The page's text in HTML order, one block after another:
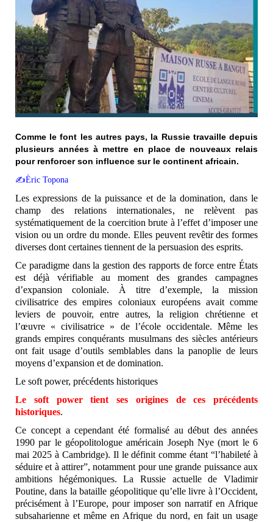
Comme le font les autres pays, la Russie travaille depuis
plusieurs années à mettre en place de nouveaux relais
pour renforcer son influence sur le continent africain.
✍️Èric Topona
Les expressions de la puissance et de la domination, dans le
champ des relations internationales, ne relèvent pas
systématiquement de la coercition brute à l’effet d’imposer une
vision ou un ordre du monde. Elles peuvent revêtir des formes
diverses dont certaines tiennent de la persuasion des esprits.
Ce paradigme dans la gestion des rapports de force entre États
est déjà vérifiable au moment des grandes campagnes
d’expansion coloniale. À titre d’exemple, la mission
civilisatrice des empires coloniaux européens avait comme
leviers de pouvoir, entre autres, la religion chrétienne et
l’œuvre « civilisatrice » de l’école occidentale. Même les
grands empires conquérants musulmans des siècles antérieurs
ont fait usage d’outils semblables dans la panoplie de leurs
moyens d’expansion et de domination.
Le soft power, précédents historiques
Le soft power tient ses origines de ces précédents
historiques.
Ce concept a cependant été formalisé au début des années
1990 par le géopolitologue américain Joseph Nye (mort le 6
mai 2025 à Cambridge). Il le définit comme étant “l’habileté à
séduire et à attirer”, notamment pour une grande puissance aux
ambitions hégémoniques. La Russie actuelle de Vladimir
Poutine, dans la bataille géopolitique qu’elle livre à l’Occident,
précisément à l’Europe, pour imposer son narratif en Afrique
subsaharienne et même en Afrique du nord, en fait un usage